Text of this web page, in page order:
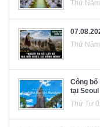
Thứ
Thứ
Công bố
tại Seoul
Thứ Tư